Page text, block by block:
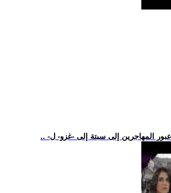
المهاجرين إلى سبتة إلى -غزو- ل